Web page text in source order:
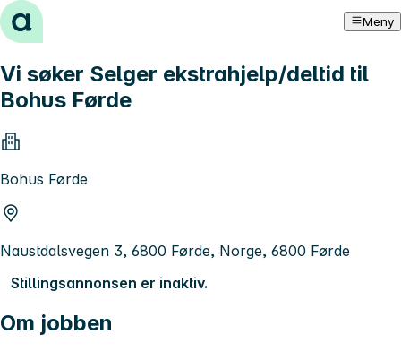
Hopp til innhold Meny
Vi søker Selger ekstrahjelp/deltid til
Bohus Førde
Bohus Førde
Naustdalsvegen 3, 6800 Førde, Norge, 6800 Førde
Stillingsannonsen er inaktiv.
Om jobben